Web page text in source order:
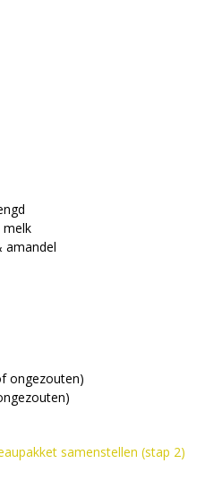
melk
amandel
ongezouten)
samenstellen (stap 2)